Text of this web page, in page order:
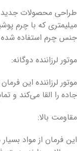
میلیمتری که با چرم
جنس چرم استفاده
موتور لرزاننده دوگانه:
موتور لرزاننده این
جاده را القا می‌کند و
مقاومت بالا:
این فرمان از مواد